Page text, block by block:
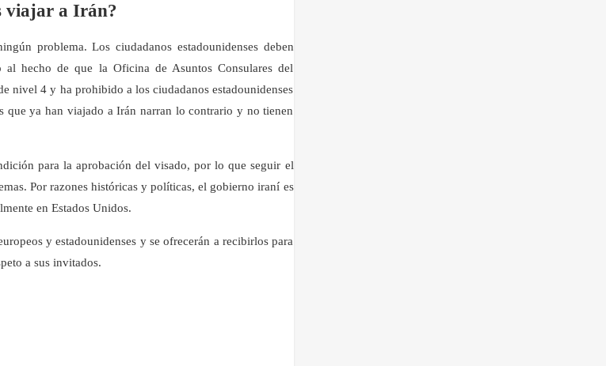
viajar a Irán?
problema. Los ciudadanos estadounidenses deben
hecho de que la Oficina de Asuntos Consulares del
nivel 4 y ha prohibido a los ciudadanos estadounidenses
que ya han viajado a Irán narran lo contrario y no tienen
para la aprobación del visado, por lo que seguir el
Por razones históricas y políticas, el gobierno iraní es
en Estados Unidos.
y estadounidenses y se ofrecerán a recibirlos para
a sus invitados.